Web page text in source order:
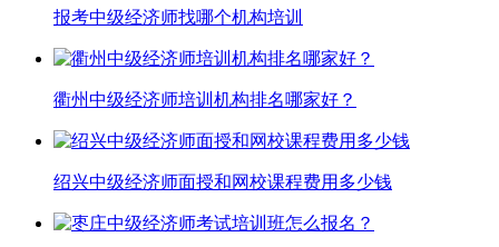
报考中级经济师找哪个机构培训
衢州中级经济师培训机构排名哪家好？
绍兴中级经济师面授和网校课程费用多少钱